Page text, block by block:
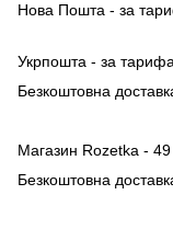
Нова Пошта - за
Укрпошта - за
Безкоштовна
Магазин Rozetka - 49
Безкоштовна